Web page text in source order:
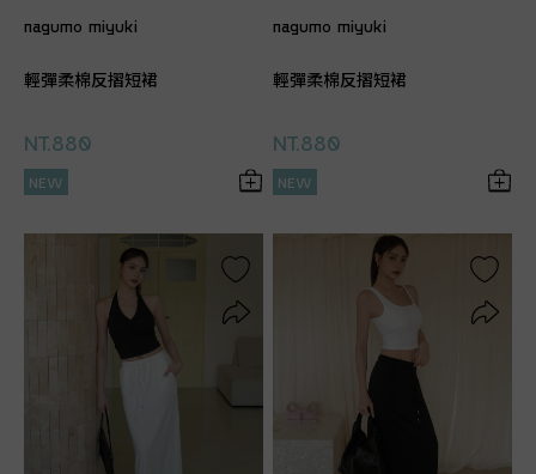
nagumo miyuki
輕彈柔棉反摺短裙
NT.880
NEW
nagumo miyuki
輕彈柔棉反摺短裙
NT.880
NEW